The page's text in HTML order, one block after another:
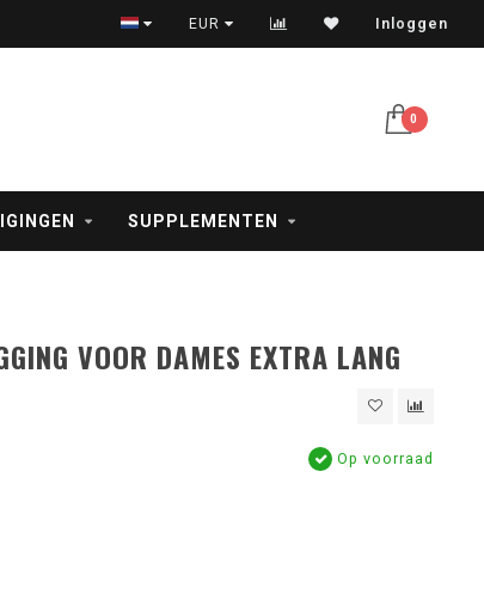
Veilig betalen met iDeal, creditcard en PayPal
EUR Inloggen
0
SUPPLEMENTEN
VOOR DAMES EXTRA LANG
Op voorraad